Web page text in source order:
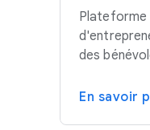
Plateforme
des
En savoir